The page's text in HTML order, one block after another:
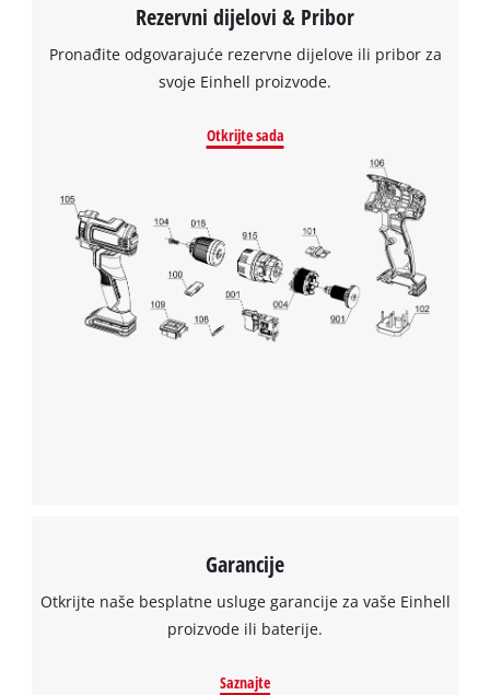
the site with their CMP to add this content
to the list of technologies used.
Powered byUsercentrics Consent
Rezervni dijelovi & Pribor
Pronađite odgovarajuće rezervne dijelove ili pribor za
svoje Einhell proizvode.
Otkrijte sada
Garancije
Otkrijte naše besplatne usluge garancije za vaše Einhell
proizvode ili baterije.
Saznajte